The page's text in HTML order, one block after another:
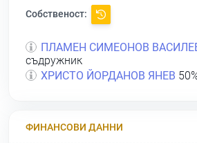
Собственост:
ПЛАМЕН СИМЕОНОВ
съдружник
ХРИСТО ЙОРДАНОВ ЯНЕВ
ФИНАНСОВИ ДАННИ